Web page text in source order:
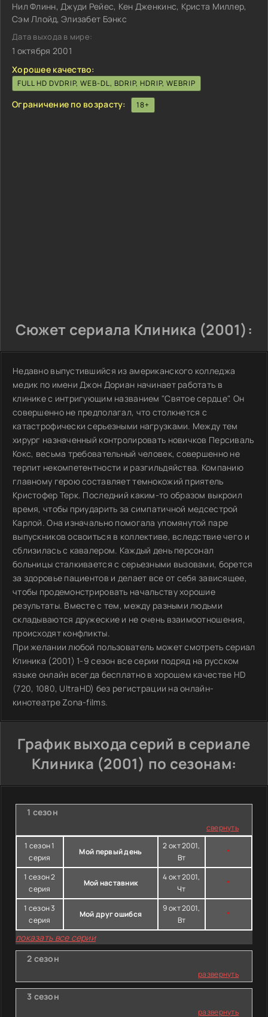
Нил Флинн, Джуди Рейес, Кен Дженкинс, Криста Миллер,
Сэм Ллойд, Элизабет Бэнкс
Дата выхода в мире:
1 октября 2001
Хорошее качество:
FULL HD DVDRIP, WEB-DL, BDRIP, HDRIP, WEBRIP
Ограничение по возрасту: 18+
Сюжет сериала Клиника (2001):
Недавно выпустившийся из американского колледжа
медик по имени Джон Дориан начинает работать в
клинике с интригующим названием "Святое сердце". Он
совершенно не предполагал, что столкнется с
катастрофически серьезными нагрузками. Между тем
хирург назначенный контролировать новичков Персиваль
Кокс, весьма требовательный человек, совершенно не
терпит некомпетентности и разгильдяйства. Компанию
главному герою составляет темнокожий приятель
Кристофер Терк. Последний каким-то образом выкроил
время, чтобы приударить за симпатичной медсестрой
Карлой. Она изначально помогала упомянутой паре
выпускников освоиться в коллективе, вследствие чего и
сблизилась с кавалером. Каждый день персонал
больницы сталкивается с серьезными вызовами, борется
за здоровье пациентов и делает все от себя зависящее,
чтобы продемонстрировать начальству хорошие
результаты. Вместе с тем, между разными людьми
складываются дружеские и не очень взаимоотношения,
происходят конфликты.
При желании любой пользователь может смотреть сериал
Клиника (2001) 1-9 сезон все серии подряд на русском
языке онлайн всегда бесплатно в хорошем качестве HD
(720, 1080, UltraHD) без регистрации на онлайн-
кинотеатре Zona-films.
График выхода серий в сериале
Клиника (2001) по сезонам:
1 сезон
свернуть
1 сезон 1
серия
Мой первый день
2 окт 2001,
Вт
*
1 сезон 2
серия
Мой наставник
4 окт 2001,
Чт
*
1 сезон 3
серия
Мой друг ошибся
9 окт 2001,
Вт
*
показать все серии
2 сезон
развернуть
3 сезон
развернуть